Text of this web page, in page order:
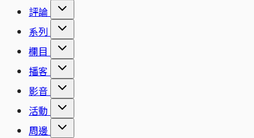
評論
系列
欄目
播客
影音
活動
周邊